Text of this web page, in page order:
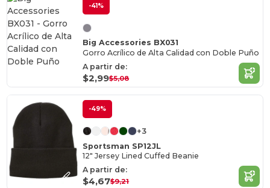
-41%
Big Accessories BX031
Gorro Acrílico de Alta Calidad con Doble Puño
A partir de:
$2,99$5,08
-49%
+3
Sportsman SP12JL
12" Jersey Lined Cuffed Beanie
A partir de:
$4,67$9,21